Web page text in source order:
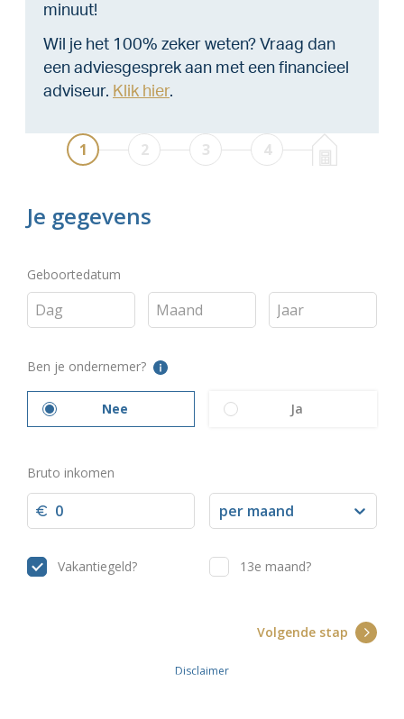
minuut!
Wil je het 100% zeker weten? Vraag dan
een adviesgesprek aan met een financieel
adviseur. Klik hier.